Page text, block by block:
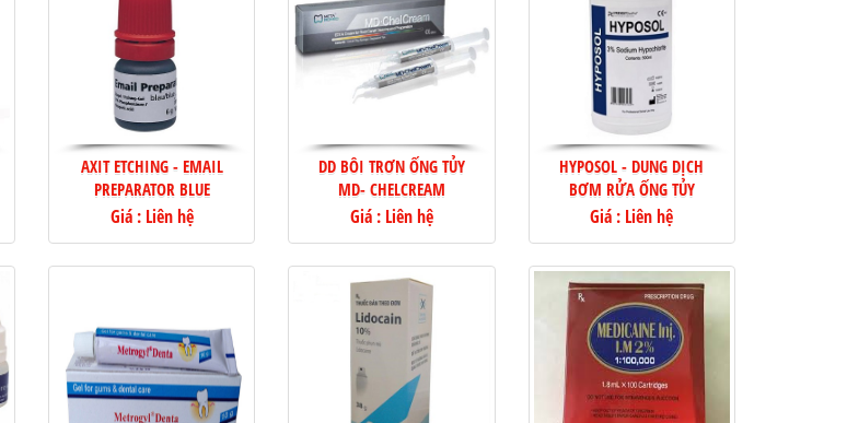
AXIT ETCHING - EMAIL
PREPARATOR BLUE
Giá : Liên hệ
DD BÔI TRƠN ỐNG TỦY
MD- CHELCREAM
Giá : Liên hệ
HYPOSOL - DUNG DỊCH
BƠM RỬA ỐNG TỦY
Giá : Liên hệ